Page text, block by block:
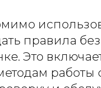
правила
Это
работы